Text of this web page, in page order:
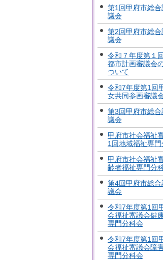
第1回甲府市総合
議会
第2回甲府市総合
議会
令和７年度第１
都市計画審議会
ついて
令和7年度第1回
女共同参画審議
第3回甲府市総合
議会
甲府市社会福祉
1回地域福祉専
甲府市社会福祉
齢者福祉専門分
第4回甲府市総合
議会
令和7年度第1回
会福祉審議会健
専門分科会
令和7年度第1回
会福祉審議会障
専門分科会